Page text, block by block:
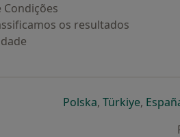
Condições
os resultados
Polskaabre num novo
, Türkiyeabre
,